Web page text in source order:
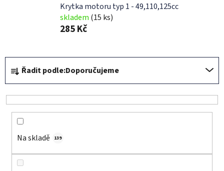
Krytka motoru typ 1 - 49,110,125cc
skladem (15 ks)
285 Kč
Ř
a
z
e
Řadit podle:Doporučujeme
Na skladě 139